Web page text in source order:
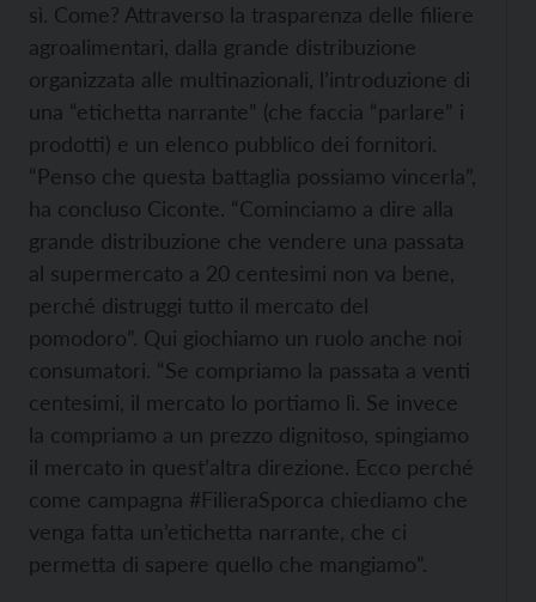
sì. Come? Attraverso la trasparenza delle filiere
agroalimentari, dalla grande distribuzione
organizzata alle multinazionali, l’introduzione di
una “etichetta narrante” (che faccia “parlare” i
prodotti) e un elenco pubblico dei fornitori.
“Penso che questa battaglia possiamo vincerla”,
ha concluso Ciconte. “Cominciamo a dire alla
grande distribuzione che vendere una passata
al supermercato a 20 centesimi non va bene,
perché distruggi tutto il mercato del
pomodoro”. Qui giochiamo un ruolo anche noi
consumatori. “Se compriamo la passata a venti
centesimi, il mercato lo portiamo lì. Se invece
la compriamo a un prezzo dignitoso, spingiamo
il mercato in quest’altra direzione. Ecco perché
come campagna #FilieraSporca chiediamo che
venga fatta un’etichetta narrante, che ci
permetta di sapere quello che mangiamo”.